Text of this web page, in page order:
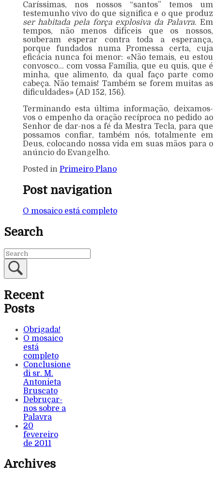
Caríssimas, nos nossos “santos” temos um
testemunho vivo do que significa e o que produz
ser habitada pela força explosiva da Palavra. Em
tempos, não menos difíceis que os nossos,
souberam esperar contra toda a esperança,
porque fundados numa Promessa certa, cuja
eficácia nunca foi menor: «Não temais, eu estou
convosco… com vossa Família, que eu quis, que é
minha, que alimento, da qual faço parte como
cabeça. Não temais! Também se forem muitas as
dificuldades» (AD 152, 156).
Terminando esta última informação, deixamos-
vos o empenho da oração recíproca no pedido ao
Senhor de dar-nos a fé da Mestra Tecla, para que
possamos confiar, também nós, totalmente em
Deus, colocando nossa vida em suas mãos para o
anúncio do Evangelho.
Posted in Primeiro Plano
Post navigation
O mosaico está completo
Search
Recent
Posts
Obrigada!
O mosaico
está
completo
Conclusione
di sr. M.
Antonieta
Bruscato
Debruçar-
nos sobre a
Palavra
20
fevereiro
de 2011
Archives